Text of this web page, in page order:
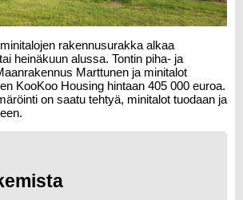
rakennusurakka alkaa
heinäkuun alussa. Tontin piha- ja
Marttunen ja minitalot
KooKoo Housing hintaan 405 000 euroa.
on saatu tehtyä, minitalot tuodaan ja